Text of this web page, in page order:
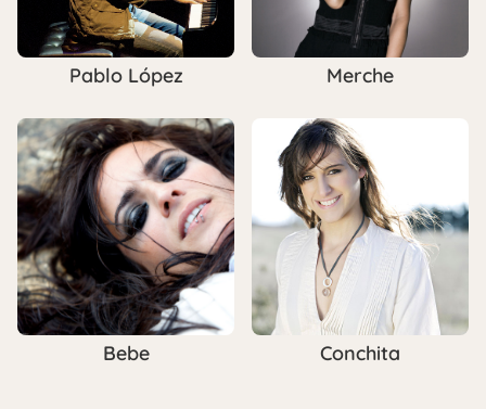
Pablo López Merche
Bebe Conchita